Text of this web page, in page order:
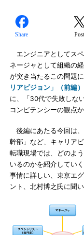
Share Post
エンジニアとしてス
ネージャとして組織の
が突き当たるこの問題
リアビジョン」（前編）
に、「30代で失敗しな
コンピテンシーの観点か
後編にあたる今回は
幹部」など、キャリア
転職現場では、どのよ
いるのかを紹介してい
事情に詳しい、東京エ
ント、北村博之氏に聞い